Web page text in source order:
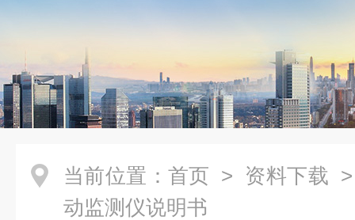
当前位置： 首页 > 资料下载
动监测仪说明书